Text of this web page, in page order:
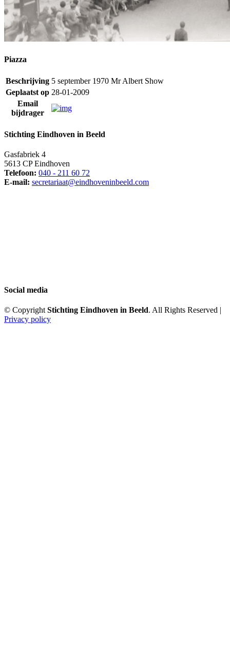
Piazza
Beschrijving 5 september 1970 Mr Albert Show
Geplaatst op 28-01-2009
Email
bijdrager
Stichting Eindhoven in Beeld
Gasfabriek 4
5613 CP Eindhoven
Telefoon: 040 - 211 60 72
E-mail: secretariaat@eindhoveninbeeld.com
Social media
© Copyright Stichting Eindhoven in Beeld. All Rights Reserved |
Privacy policy